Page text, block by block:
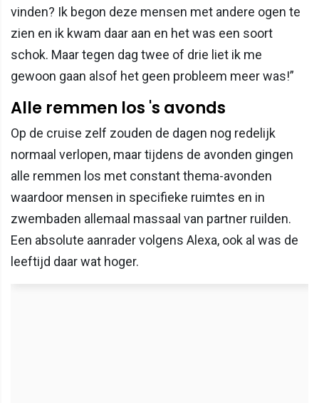
vinden? Ik begon deze mensen met andere ogen te
zien en ik kwam daar aan en het was een soort
schok. Maar tegen dag twee of drie liet ik me
gewoon gaan alsof het geen probleem meer was!”
Alle remmen los 's avonds
Op de cruise zelf zouden de dagen nog redelijk
normaal verlopen, maar tijdens de avonden gingen
alle remmen los met constant thema-avonden
waardoor mensen in specifieke ruimtes en in
zwembaden allemaal massaal van partner ruilden.
Een absolute aanrader volgens Alexa, ook al was de
leeftijd daar wat hoger.